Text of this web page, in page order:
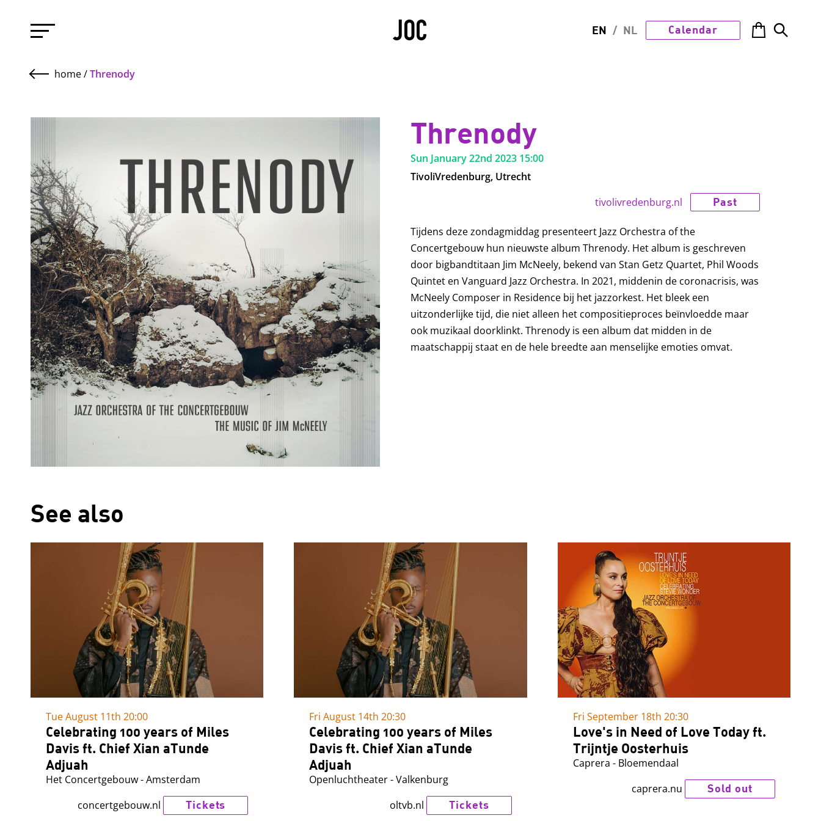
JOC EN / NL Calendar
home/Threnody
Threnody
Sun January 22nd 2023 15:00
TivoliVredenburg, Utrecht
tivolivredenburg.nl
Past
Tijdens deze zondagmiddag presenteert Jazz Orchestra of the
Concertgebouw hun nieuwste album Threnody. Het album is geschreven
door bigbandtitaan Jim McNeely, bekend van Stan Getz Quartet, Phil Woods
Quintet en Vanguard Jazz Orchestra. In 2021, middenin de coronacrisis, was
McNeely Composer in Residence bij het jazzorkest. Het bleek een
uitzonderlijke tijd, die niet alleen het compositieproces beïnvloedde maar
ook muzikaal doorklinkt. Threnody is een album dat midden in de
maatschappij staat en de hele breedte aan menselijke emoties omvat.
See also
Tue August 11th 20:00
Celebrating 100 years of Miles
Davis ft. Chief Xian aTunde
Adjuah
Het Concertgebouw - Amsterdam
concertgebouw.nl
Tickets
Fri August 14th20:30
Celebrating 100 years of Miles
Davis ft. Chief Xian aTunde
Adjuah
Openluchtheater - Valkenburg
oltvb.nl
Tickets
Fri September 18th 20:30
Love's in Need of Love Today ft.
Trijntje Oosterhuis
Caprera - Bloemendaal
caprera.nu
Sold out